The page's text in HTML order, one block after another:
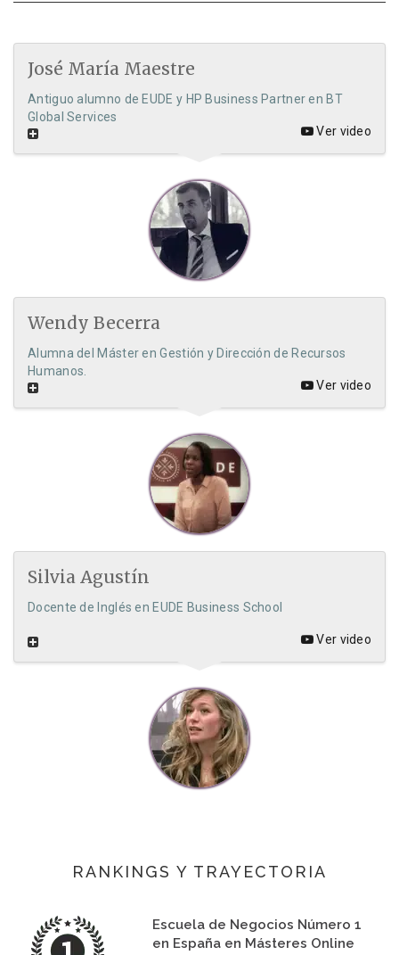
José María Maestre
Antiguo alumno de EUDE y HP Business Partner en BT
Global Services
Ver video
Wendy Becerra
Alumna del Máster en Gestión y Dirección de Recursos
Humanos.
Ver video
Silvia Agustín
Docente de Inglés en EUDE Business School
Ver video
RANKINGS Y TRAYECTORIA
Escuela de Negocios Número 1
en España en Másteres Online